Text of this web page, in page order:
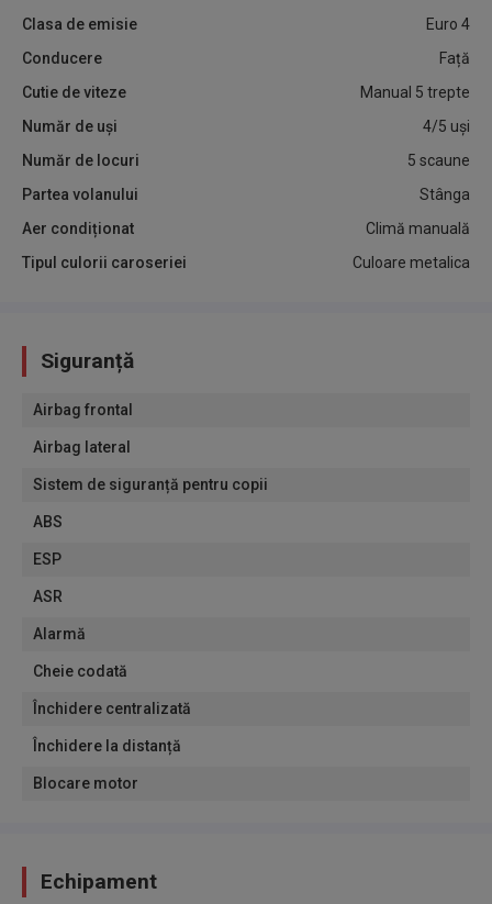
Clasa de emisie
Euro 4
Conducere
Față
Cutie de viteze
Manual 5 trepte
Număr de uși
4/5 uși
Număr de locuri
5 scaune
Partea volanului
Stânga
Aer condiționat
Climă manuală
Tipul culorii caroseriei
Culoare metalica
Siguranță
Airbag frontal
Airbag lateral
Sistem de siguranță pentru copii
ABS
ESP
ASR
Alarmă
Cheie codată
Închidere centralizată
Închidere la distanță
Blocare motor
Echipament